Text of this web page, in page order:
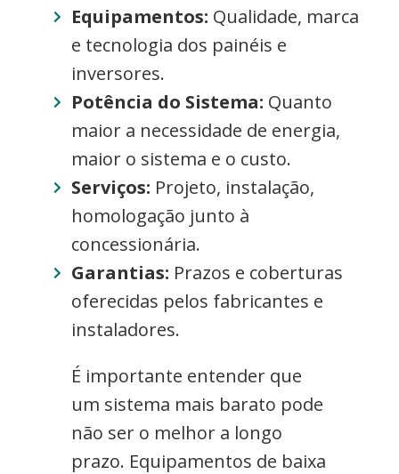
Equipamentos: Qualidade, marca
e tecnologia dos painéis e
inversores.
Potência do Sistema: Quanto
maior a necessidade de energia,
maior o sistema e o custo.
Serviços: Projeto, instalação,
homologação junto à
concessionária.
Garantias: Prazos e coberturas
oferecidas pelos fabricantes e
instaladores.
É importante entender que
um sistema mais barato pode
não ser o melhor a longo
prazo. Equipamentos de baixa